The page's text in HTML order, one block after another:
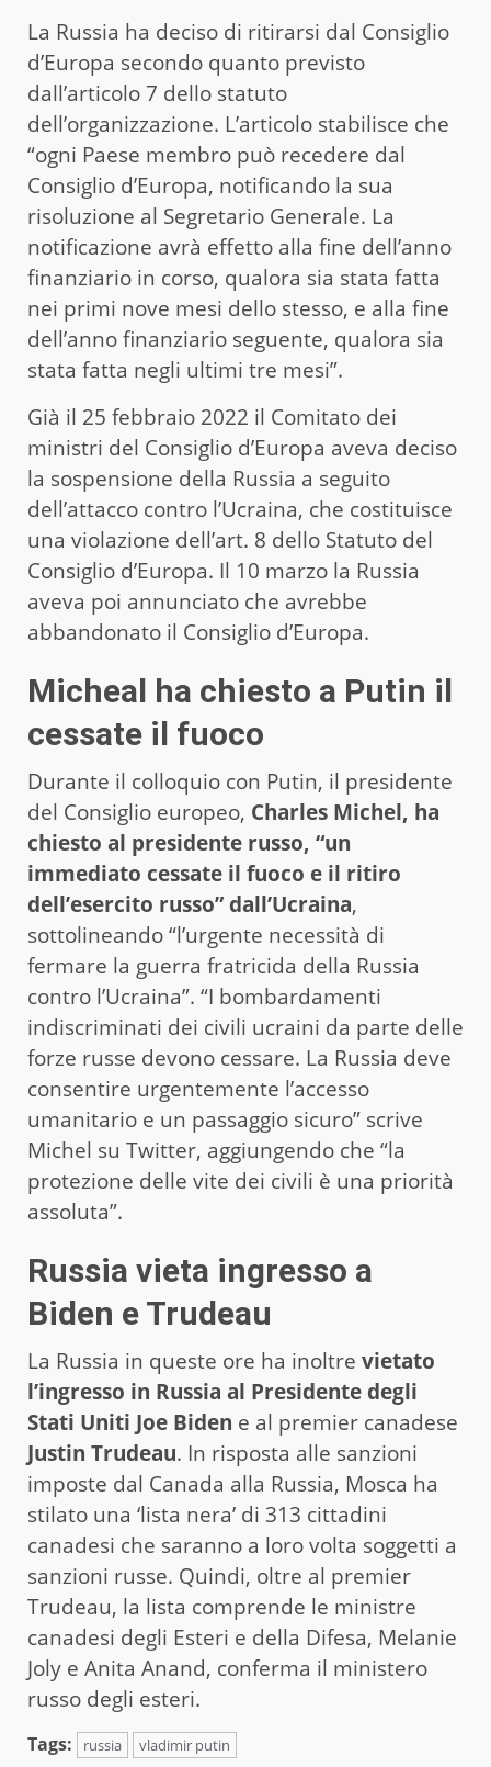
La Russia ha deciso di ritirarsi dal Consiglio
d’Europa secondo quanto previsto
dall’articolo 7 dello statuto
dell’organizzazione. L’articolo stabilisce che
“ogni Paese membro può recedere dal
Consiglio d’Europa, notificando la sua
risoluzione al Segretario Generale. La
notificazione avrà effetto alla fine dell’anno
finanziario in corso, qualora sia stata fatta
nei primi nove mesi dello stesso, e alla fine
dell’anno finanziario seguente, qualora sia
stata fatta negli ultimi tre mesi”.
Già il 25 febbraio 2022 il Comitato dei
ministri del Consiglio d’Europa aveva deciso
la sospensione della Russia a seguito
dell’attacco contro l’Ucraina, che costituisce
una violazione dell’art. 8 dello Statuto del
Consiglio d’Europa. Il 10 marzo la Russia
aveva poi annunciato che avrebbe
abbandonato il Consiglio d’Europa.
Micheal ha chiesto a Putin il
cessate il fuoco
Durante il colloquio con Putin, il presidente
del Consiglio europeo, Charles Michel, ha
chiesto al presidente russo, “un
immediato cessate il fuoco e il ritiro
dell’esercito russo” dall’Ucraina,
sottolineando “l’urgente necessità di
fermare la guerra fratricida della Russia
contro l’Ucraina”. “I bombardamenti
indiscriminati dei civili ucraini da parte delle
forze russe devono cessare. La Russia deve
consentire urgentemente l’accesso
umanitario e un passaggio sicuro” scrive
Michel su Twitter, aggiungendo che “la
protezione delle vite dei civili è una priorità
assoluta”.
Russia vieta ingresso a
Biden e Trudeau
La Russia in queste ore ha inoltre vietato
l’ingresso in Russia al Presidente degli
Stati Uniti Joe Biden e al premier canadese
Justin Trudeau. In risposta alle sanzioni
imposte dal Canada alla Russia, Mosca ha
stilato una ‘lista nera’ di 313 cittadini
canadesi che saranno a loro volta soggetti a
sanzioni russe. Quindi, oltre al premier
Trudeau, la lista comprende le ministre
canadesi degli Esteri e della Difesa, Melanie
Joly e Anita Anand, conferma il ministero
russo degli esteri.
Tags: russia vladimir putin